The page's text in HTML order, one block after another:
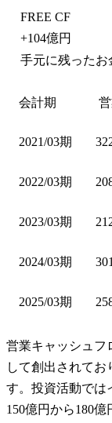
FREE CF
+104億円
手元に残ったお
会計期
2021/03期
2022/03期
2023/03期
2024/03期
2025/03期
営業キャッシュフ
して創出されてお
す。投資活動では
150億円から180